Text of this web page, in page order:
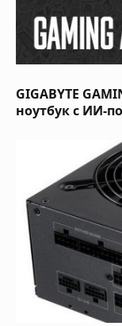
GIGABYTE
ноутбук с ИИ-